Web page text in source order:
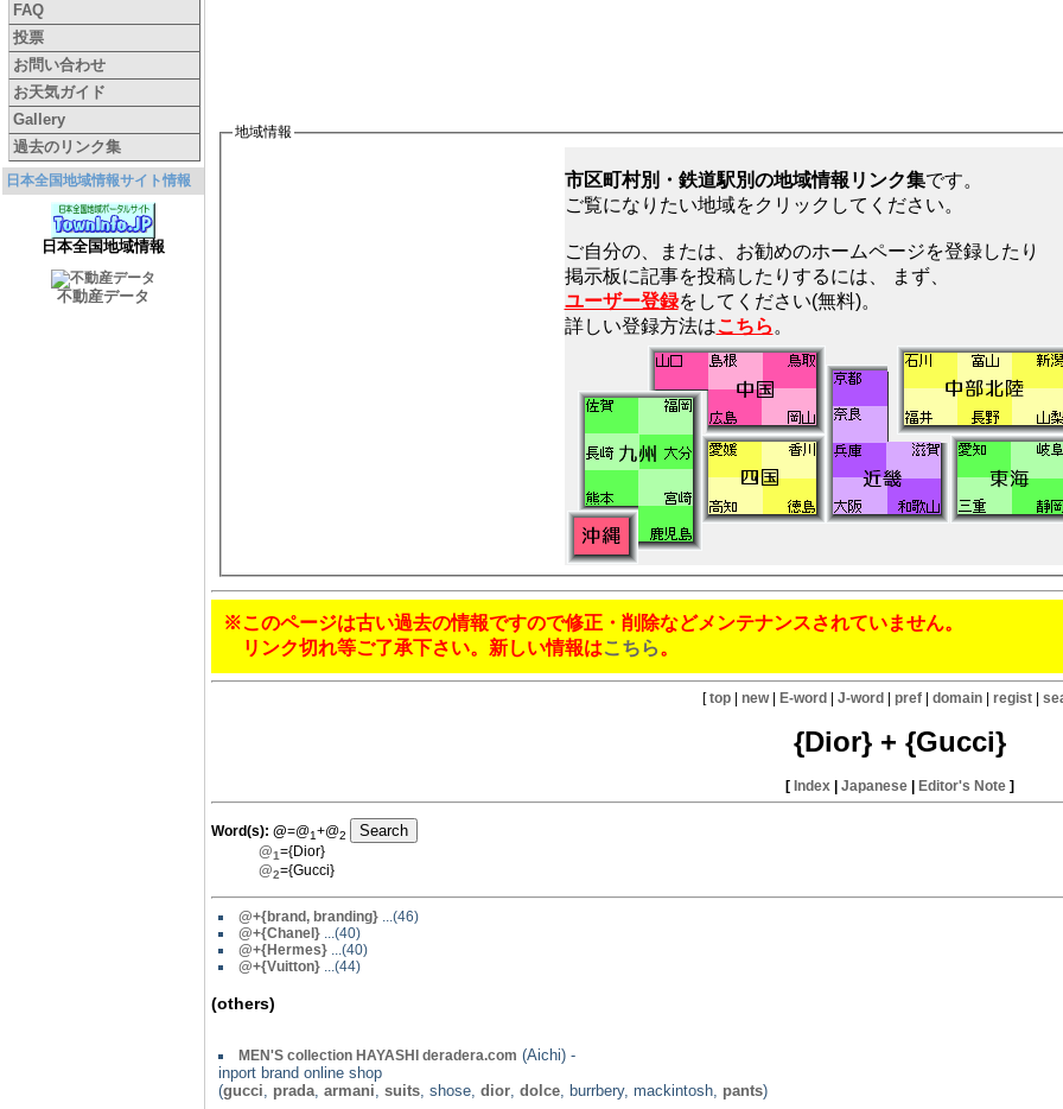
FAQ
投票
お問い合わせ
お天気ガイド
Gallery
過去のリンク集
日本全国地域情報サイト情報
日本全国地域情報
不動産データ
地域情報
市区町村別・鉄道駅別の地域情報リンク集です。
ご覧になりたい地域をクリックしてください。
ご自分の、または、お勧めのホームページを登録したり
掲示板に記事を投稿したりするには、 まず、
ユーザー登録をしてください(無料)。
詳しい登録方法はこちら 。
※このページは古い過去の情報ですので修正・削除などメンテナンスされていません。
リンク切れ等ご了承下さい。新しい情報はこちら。
[top | new| E-word | J-word | pref | domain | regist |
{Dior} + {Gucci}
[ Index | Japanese | Editor's Note ]
Word(s): @=@1+@2
@1={Dior}
@2={Gucci}
@+{brand, branding} ...(46)
@+{Chanel} ...(40)
@+{Hermes} ...(40)
@+{Vuitton} ...(44)
(others)
MEN'S collection HAYASHI deradera.com (Aichi) -
inport brand online shop
(gucci prada armani suits , shose, dior dolce , burrbery, mackintosh, pants)